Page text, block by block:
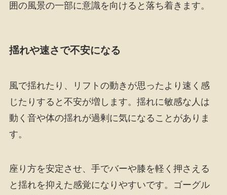
囲の風景の一部に意識を向けると落ち着きます。
揺れや速さで不安になる
風で揺れたり、リフトの動きが思ったより速く感
じたりすると不安が増します。揺れに敏感な人は
動く音や体の揺れが過剰に気になることがありま
す。
座り方を安定させ、手でバーや膝を軽く押さえる
と揺れを抑えた感覚になりやすいです。ゴーグル